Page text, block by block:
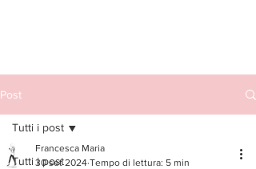
Post
Tutti i post
Tutti i post
Francesca Maria
30 set 2024 Tempo di lettura: 5 min